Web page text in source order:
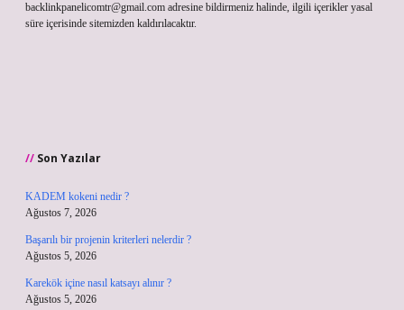
backlinkpanelicomtr@gmail.com adresine bildirmeniz halinde, ilgili içerikler yasal
süre içerisinde sitemizden kaldırılacaktır.
Son Yazılar
KADEM kokeni nedir ?
Ağustos 7, 2026
Başarılı bir projenin kriterleri nelerdir ?
Ağustos 5, 2026
Karekök içine nasıl katsayı alınır ?
Ağustos 5, 2026